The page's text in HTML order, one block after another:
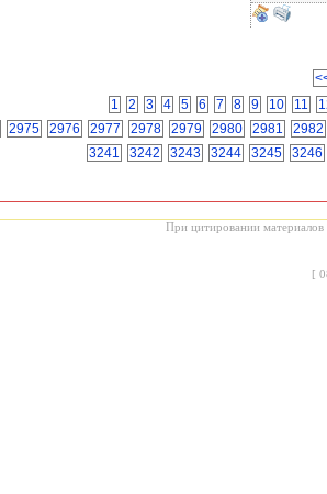
1
2 3 4 5 6 7 8 9 10 11
2975 2976 2977 2978 2979 2980 2981
2982
3241
3242 3243 3244 3245 3246
При цитировании материалов
[